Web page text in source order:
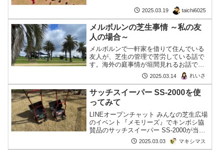
2025.03.19 taichi6025
メルボルンの芝生事情 ～私の友
人の場合～
メルボルンで一軒家を借りて住んでいる
友人が、芝生の管理で苦労している話で
す。海外の庭事情が垣間見れるお話で
す。トップ写真はセントキルダビーチ。
2025.03.14 れいさ
サッチスイーパー SS-2000を使
ってみて
LINEオープンチャット みんなの芝生広場
のイベント『メモリーズ』でキンボシ協
賛品のサッチスイーパー SS-2000が当選
したマキシマスさん、その使用感を報告
してくださいました！
2025.03.03 マキシマス